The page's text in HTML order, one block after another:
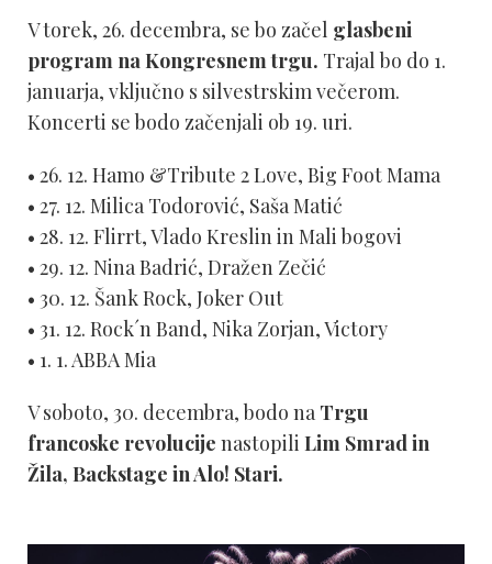
V torek, 26. decembra, se bo začel glasbeni
program na Kongresnem trgu. Trajal bo do 1.
januarja, vključno s silvestrskim večerom.
Koncerti se bodo začenjali ob 19. uri.
• 26. 12. Hamo &Tribute 2 Love, Big Foot Mama
• 27. 12. Milica Todorović, Saša Matić
• 28. 12. Flirrt, Vlado Kreslin in Mali bogovi
• 29. 12. Nina Badrić, Dražen Zečić
• 30. 12. Šank Rock, Joker Out
• 31. 12. Rock´n Band, Nika Zorjan, Victory
• 1. 1. ABBA Mia
V soboto, 30. decembra, bodo na Trgu
francoske revolucije nastopili Lim Smrad in
Žila, Backstage in Alo! Stari.